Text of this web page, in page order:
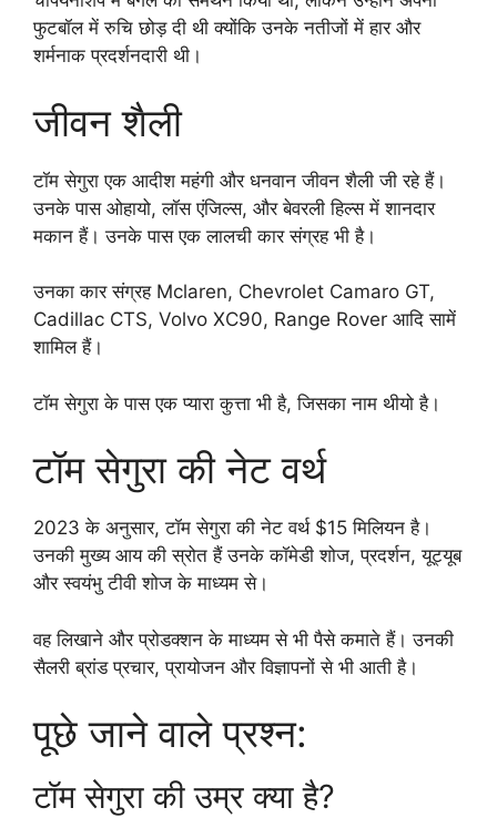
फुटबॉल में रुचि छोड़ दी थी क्‍योंकि उनके नतीजों में हार और
शर्मनाक प्रदर्शनदारी थी।
जीवन शैली
टॉम सेगुरा एक आदीश महंगी और धनवान जीवन शैली जी रहे हैं।
उनके पास ओहायो, लॉस एंजिल्स, और बेवरली हिल्स में शानदार
मकान हैं। उनके पास एक लालची कार संग्रह भी है।
उनका कार संग्रह Mclaren, Chevrolet Camaro GT,
Cadillac CTS, Volvo XC90, Range Rover आदि सामें
शामिल हैं।
टॉम सेगुरा के पास एक प्यारा कुत्ता भी है, जिसका नाम थीयो है।
टॉम सेगुरा की नेट वर्थ
2023 के अनुसार, टॉम सेगुरा की नेट वर्थ $15 मिलियन है।
उनकी मुख्य आय की स्रोत हैं उनके कॉमेडी शोज, प्रदर्शन, यूट्यूब
और स्वयंभु टीवी शोज के माध्यम से।
वह लिखाने और प्रोडक्शन के माध्यम से भी पैसे कमाते हैं। उनकी
सैलरी ब्रांड प्रचार, प्रायोजन और विज्ञापनों से भी आती है।
पूछे जाने वाले प्रश्न:
टॉम सेगुरा की उम्र क्या है?